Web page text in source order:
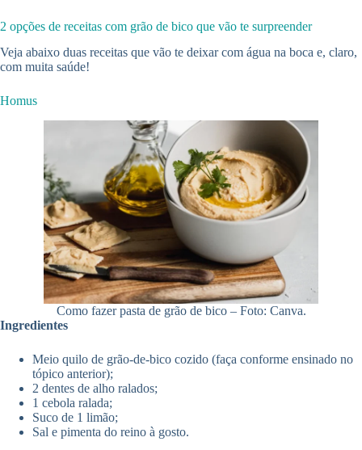
2 opções de receitas com grão de bico que vão te surpreender
Veja abaixo duas receitas que vão te deixar com água na boca e, claro,
com muita saúde!
Homus
Como fazer pasta de grão de bico – Foto: Canva.
Ingredientes
Meio quilo de grão-de-bico cozido (faça conforme ensinado no
tópico anterior);
2 dentes de alho ralados;
1 cebola ralada;
Suco de 1 limão;
Sal e pimenta do reino à gosto.